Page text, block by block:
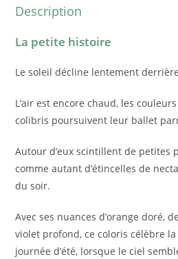
Description
La petite histoire
Le soleil décline lentement
L’air est encore chaud, les
colibris poursuivent leur ballet
Autour d’eux scintillent de petites
comme autant d’étincelles de
du soir.
Avec ses nuances d’orange doré,
violet profond, ce coloris célèbre
journée d’été, lorsque le ciel